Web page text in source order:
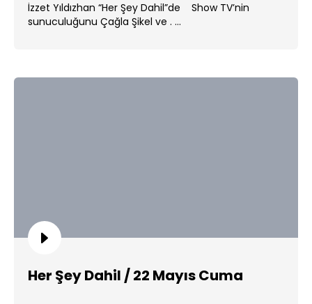
İzzet Yıldızhan “Her Şey Dahil”de Show TV’nin
sunuculuğunu Çağla Şikel ve . ...
Her Şey Dahil / 22 Mayıs Cuma